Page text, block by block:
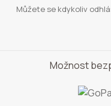
Můžete se kdykoliv
Možnost